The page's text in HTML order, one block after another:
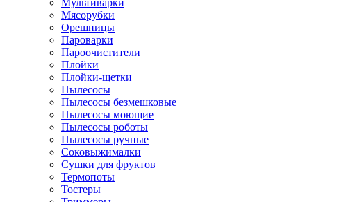
Мультиварки
Мясорубки
Орешницы
Пароварки
Пароочистители
Плойки
Плойки-щетки
Пылесосы
Пылесосы безмешковые
Пылесосы моющие
Пылесосы роботы
Пылесосы ручные
Соковыжималки
Сушки для фруктов
Термопоты
Тостеры